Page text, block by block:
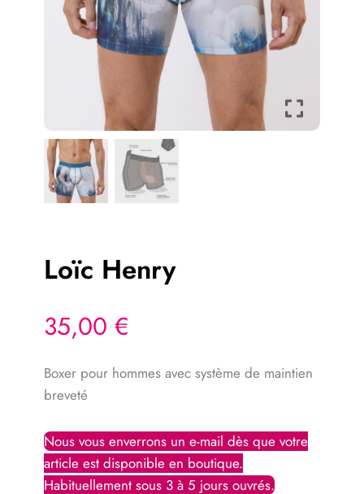
Loïc Henry
35,00 €
Boxer pour hommes avec système de maintien
breveté